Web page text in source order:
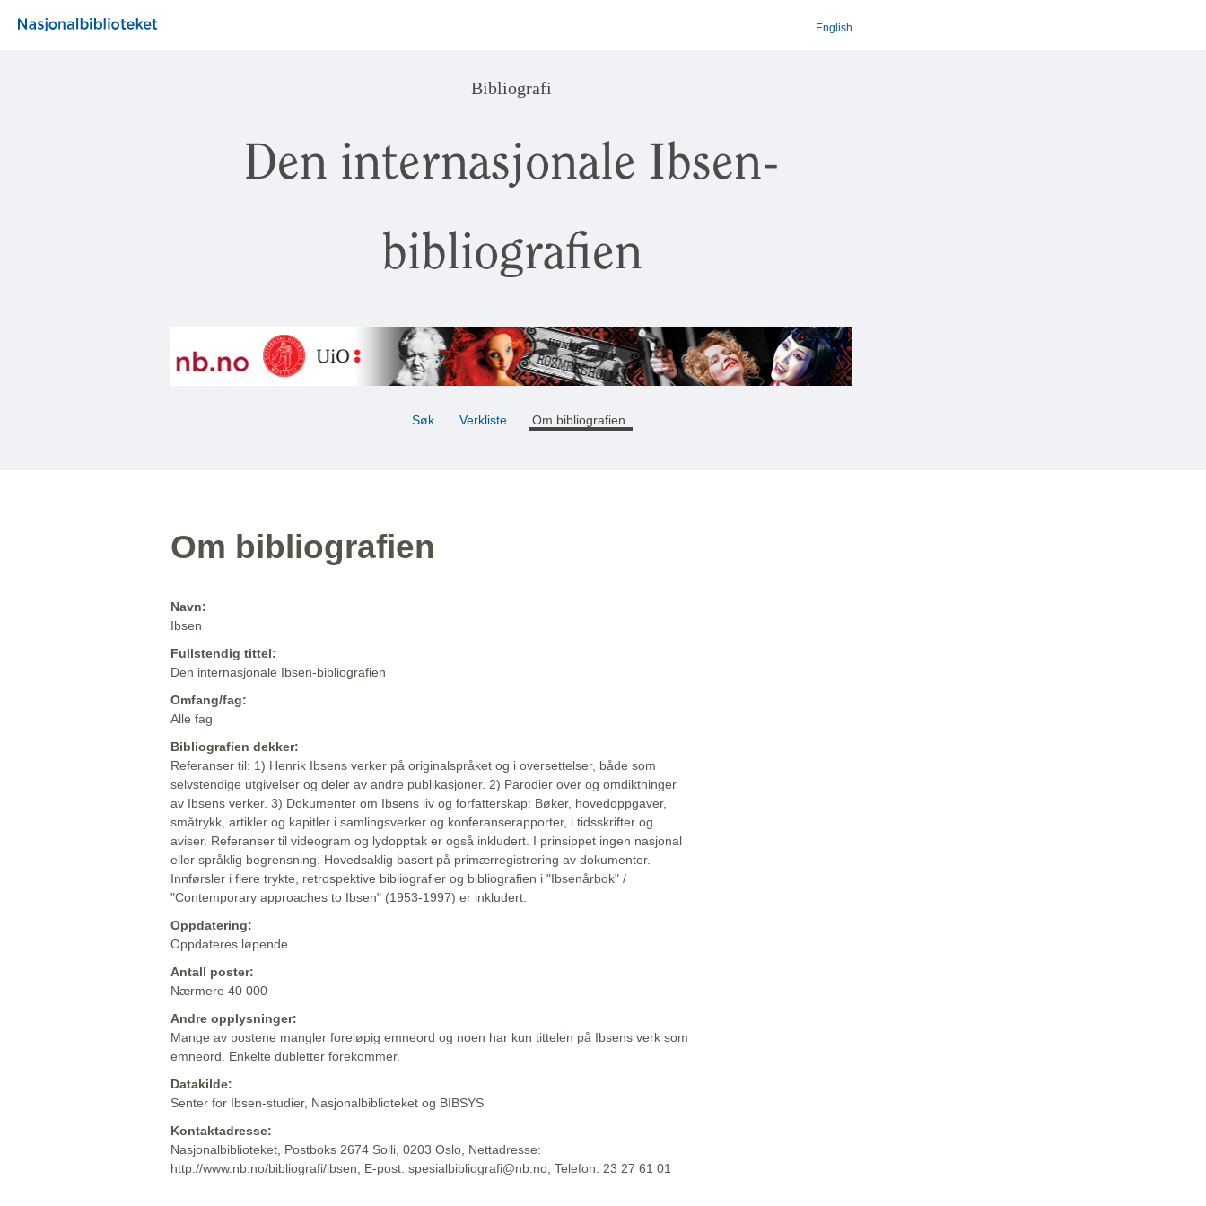
English
Bibliografi
Den internasjonale Ibsen-
bibliografien
Søk Verkliste Om bibliografien
Om bibliografien
Navn:
Ibsen
Fullstendig tittel:
Den internasjonale Ibsen-bibliografien
Omfang/fag:
Alle fag
Bibliografien dekker:
Referanser til: 1) Henrik Ibsens verker på originalspråket og i oversettelser, både som
selvstendige utgivelser og deler av andre publikasjoner. 2) Parodier over og omdiktninger
av Ibsens verker. 3) Dokumenter om Ibsens liv og forfatterskap: Bøker, hovedoppgaver,
småtrykk, artikler og kapitler i samlingsverker og konferanserapporter, i tidsskrifter og
aviser. Referanser til videogram og lydopptak er også inkludert. I prinsippet ingen nasjonal
eller språklig begrensning. Hovedsaklig basert på primærregistrering av dokumenter.
Innførsler i flere trykte, retrospektive bibliografier og bibliografien i "Ibsenårbok" /
"Contemporary approaches to Ibsen" (1953-1997) er inkludert.
Oppdatering:
Oppdateres løpende
Antall poster:
Nærmere 40 000
Andre opplysninger:
Mange av postene mangler foreløpig emneord og noen har kun tittelen på Ibsens verk som
emneord. Enkelte dubletter forekommer.
Datakilde:
Senter for Ibsen-studier, Nasjonalbiblioteket og BIBSYS
Kontaktadresse:
Nasjonalbiblioteket, Postboks 2674 Solli, 0203 Oslo, Nettadresse:
http://www.nb.no/bibliografi/ibsen, E-post: spesialbibliografi@nb.no, Telefon: 23 27 61 01